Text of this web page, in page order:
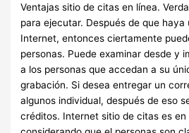
Ventajas sitio de citas en línea.
para ejecutar. Después de que haya
Internet, entonces ciertamente
personas. Puede examinar desde y
a los personas que accedan a su
grabación. Si desea entregar un
algunos individual, después de eso
créditos. Internet sitio de citas es en